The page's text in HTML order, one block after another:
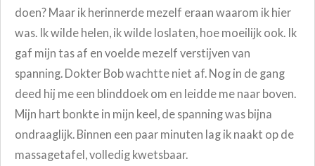
doen? Maar ik herinnerde mezelf eraan waarom ik hier
was. Ik wilde helen, ik wilde loslaten, hoe moeilijk ook. Ik
gaf mijn tas af en voelde mezelf verstijven van
spanning. Dokter Bob wachtte niet af. Nog in de gang
deed hij me een blinddoek om en leidde me naar boven.
Mijn hart bonkte in mijn keel, de spanning was bijna
ondraaglijk. Binnen een paar minuten lag ik naakt op de
massagetafel, volledig kwetsbaar.